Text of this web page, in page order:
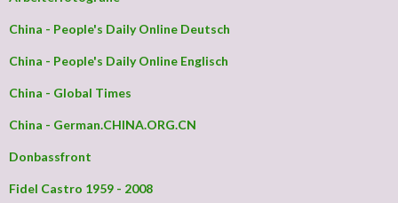
China - People's Daily Online Deutsch
China - People's Daily Online Englisch
China - Global Times
China - German.CHINA.ORG.CN
Donbassfront
Fidel Castro 1959 - 2008